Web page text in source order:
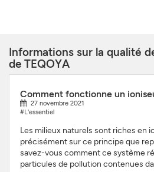
Informations sur la qualité
de TEQOYA
Comment fonctionne un
27 novembre 2021
#L'essentiel
Les milieux naturels sont riches en
précisément sur ce principe que
savez-vous comment ce système
particules de pollution contenues